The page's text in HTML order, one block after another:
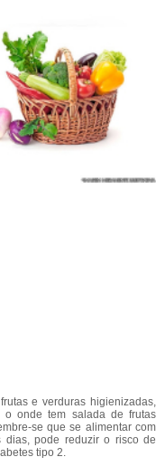
e verduras higienizadas,
o onde tem salada de frutas
se que se alimentar com
dias, pode reduzir o risco de
tipo 2.